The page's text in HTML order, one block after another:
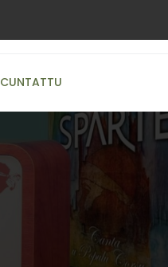
CUNTATTU